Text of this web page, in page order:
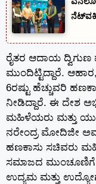
ರೈತರ ಆದಾಯ ದ್ವಿಗುಣ
ಮುಂದಿಟ್ಟಿದ್ದಾರೆ. ಆಹಾರ,
6ರಷ್ಟು ಹೆಚ್ಚುವರಿ
ನೀಡಿದ್ದಾರೆ. ಈ ದೇಶ
ಮಹಿಳೆಯರು ಮತ್ತು
ನರೇಂದ್ರ ಮೋದಿಜೀ
ಹಣಕಾಸು ಸಚಿವರು
ಸಮಾಜದ
ಉದ್ಯಮ ಮತ್ತು ಉದ್ಯೋಗ